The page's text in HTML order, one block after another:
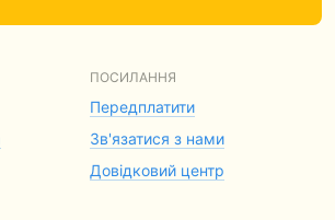
ПОСИЛАННЯ
Передплатити
Зв'язатися з нами
Довідковий центр